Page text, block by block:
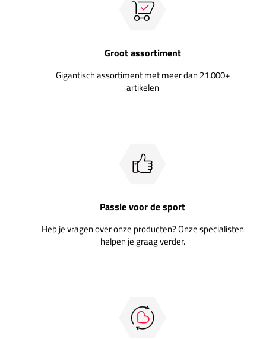
Groot assortiment
Gigantisch assortiment met meer dan 21.000+
artikelen
Passie voor de sport
Heb je vragen over onze producten? Onze specialisten
helpen je graag verder.